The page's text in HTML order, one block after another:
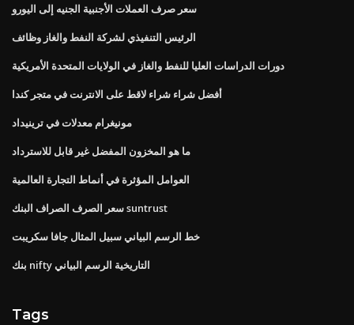
سعر صرف العملات الأجنبية الجنيه إلى اليورو
الرئيس التنفيذي لشركة النفط والغاز وظائف
دورات الدراسات العليا للنفط والغاز في الولايات المتحدة الأمريكية
أفضل شراء شراء لاقط على الانترنت في متجر كندا
مونيغرام معدلات في ترينيداد
ما هو المخزون المفضل غير قابل للاسترداد
العوامل المؤثرة في أنماط التجارة العالمية
سعر الصرف الصراف البنك suntrust
خط الرسم البياني سبيل المثال جافا سكريبت
بنك nifty التاريخية الرسم البياني
Tags